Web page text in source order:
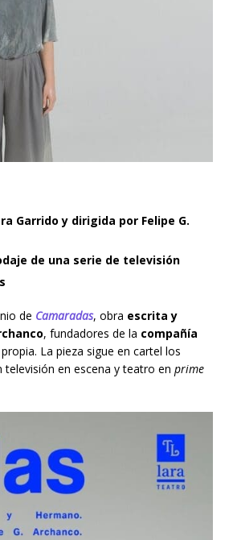
Garrido y dirigida por Felipe G.
de una serie de televisión
de Camaradas, obra escrita y
, fundadores de la compañía
La pieza sigue en cartel los
en escena y teatro en prime